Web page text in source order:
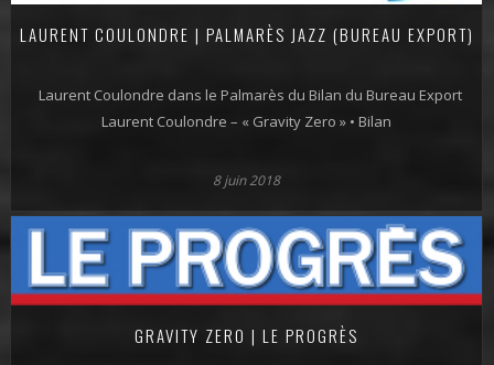
LAURENT COULONDRE | PALMARÈS JAZZ (BUREAU EXPORT)
Laurent Coulondre dans le Palmarès du Bilan du Bureau Export
Laurent Coulondre – « Gravity Zero » • Bilan
8 juin 2018
GRAVITY ZERO | LE PROGRÈS